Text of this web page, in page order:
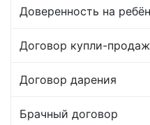
Доверенность на
Договор купли-
Договор дарения
Брачный договор